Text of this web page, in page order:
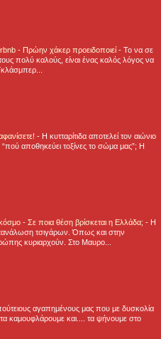
- Πρώην χάκερ προειδοποιεί- Το να σε
πολύ καλούς, είναι ένας καλός λόγος να
- H κυτταρίτιδα αποτελεί τον αιώνιο
αποθηκεύει τοξίνες το σώμα μας”; Η
- Σε ποια θέση βρίσκεται η Ελλάδα; - Η
τσιγάρων. Όπως και στην
κυριαρχούν. Στο Μαυρο...
αγαπημένους μας που με δυσκολία
καμουφλάρουμε και.... τα ψήνουμε στο